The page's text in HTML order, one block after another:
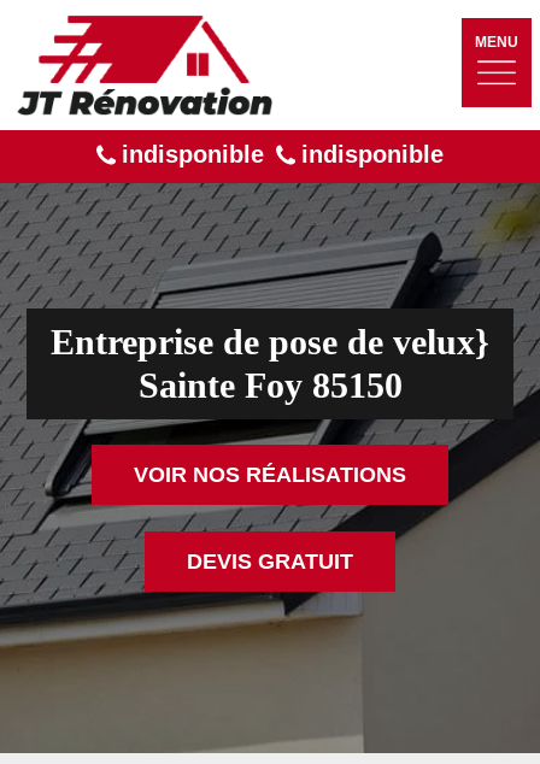
MENU
indisponible indisponible
Entreprise de pose de velux}
Sainte Foy 85150
VOIR NOS RÉALISATIONS
DEVIS GRATUIT